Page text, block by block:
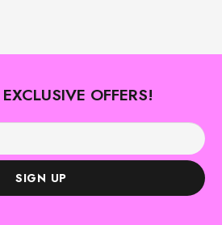
OFFERS!
SIGN UP